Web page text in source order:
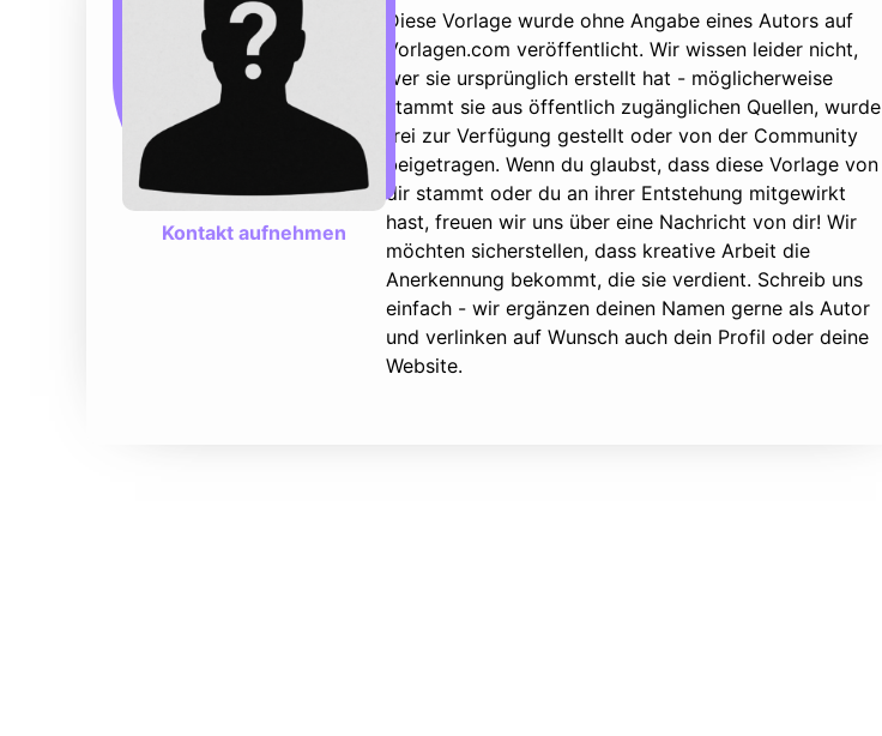
Kontakt aufnehmen
Diese Vorlage wurde ohne Angabe eines Autors auf
Vorlagen.com veröffentlicht. Wir wissen leider nicht,
wer sie ursprünglich erstellt hat - möglicherweise
stammt sie aus öffentlich zugänglichen Quellen, wurde
frei zur Verfügung gestellt oder von der Community
beigetragen. Wenn du glaubst, dass diese Vorlage von
dir stammt oder du an ihrer Entstehung mitgewirkt
hast, freuen wir uns über eine Nachricht von dir! Wir
möchten sicherstellen, dass kreative Arbeit die
Anerkennung bekommt, die sie verdient. Schreib uns
einfach - wir ergänzen deinen Namen gerne als Autor
und verlinken auf Wunsch auch dein Profil oder deine
Website.